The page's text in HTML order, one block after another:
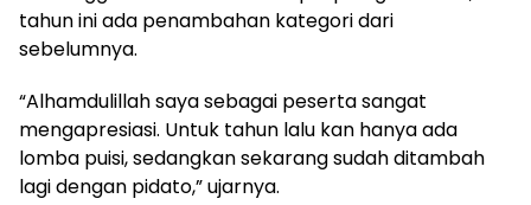
tahun ini ada penambahan kategori dari
sebelumnya.
“Alhamdulillah saya sebagai peserta sangat
mengapresiasi. Untuk tahun lalu kan hanya ada
lomba puisi, sedangkan sekarang sudah ditambah
lagi dengan pidato,” ujarnya.